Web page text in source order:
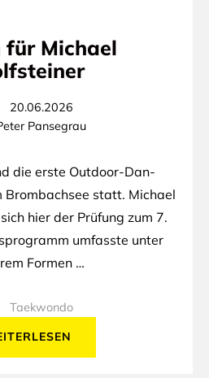
für Michael
20.06.2026
Pansegrau
die erste Outdoor-Dan-
Brombachsee statt. Michael
hier der Prüfung zum 7.
umfasste unter
Formen …
Taekwondo